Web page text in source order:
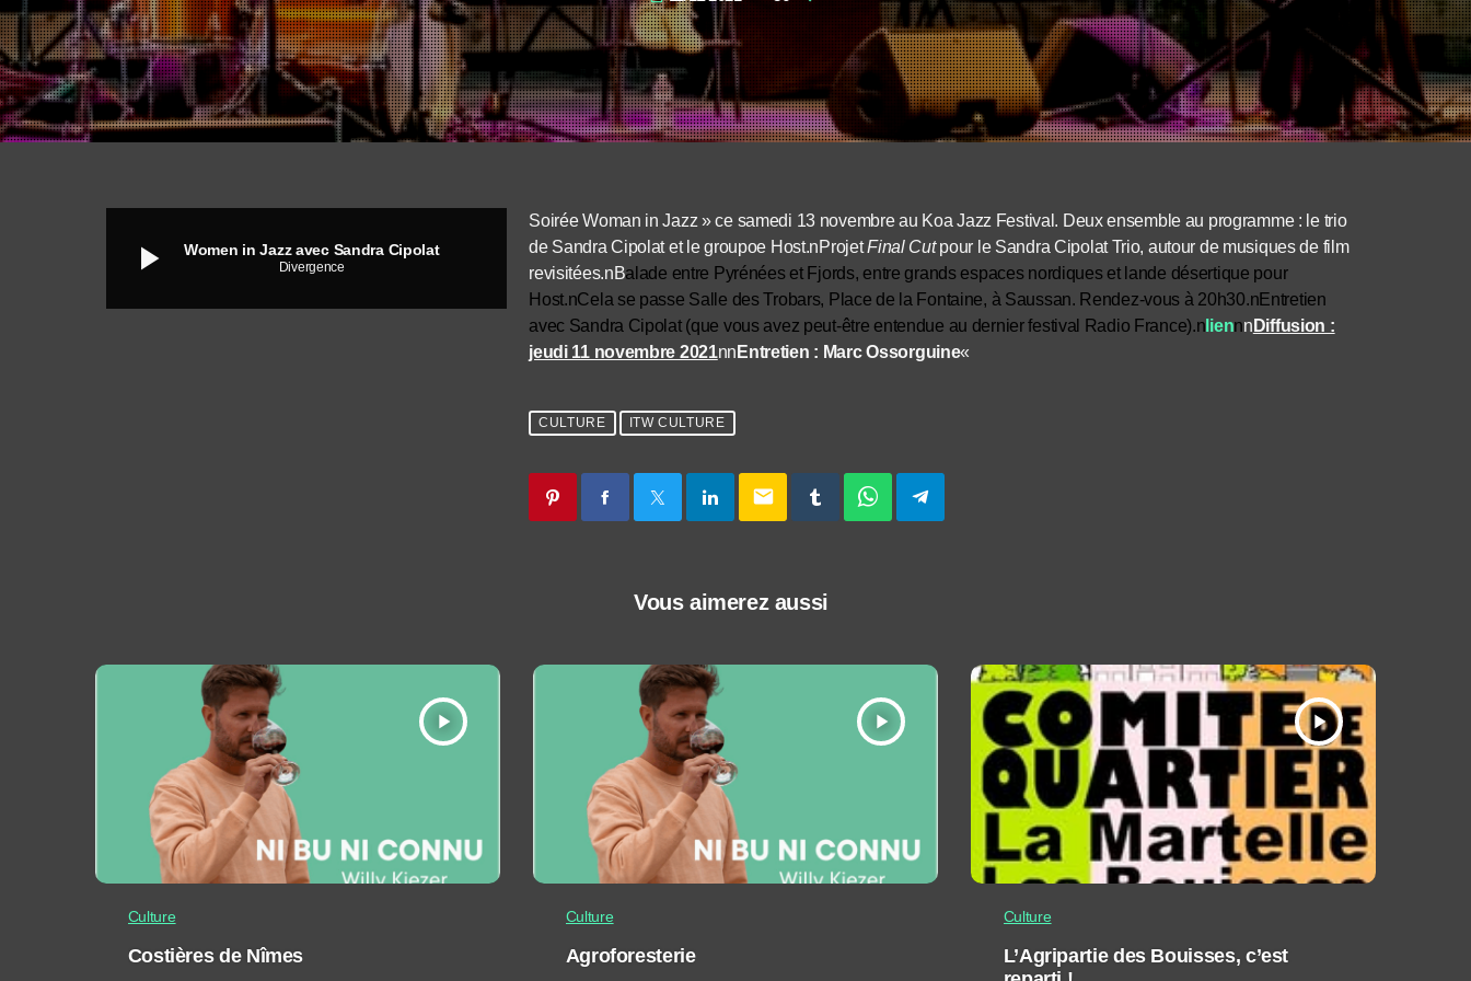
play_arrow Women in Jazz avec Sandra Cipolat
Divergence
Soirée Woman in Jazz » ce samedi 13 novembre au Koa Jazz Festival. Deux ensemble au programme : le trio
de Sandra Cipolat et le groupoe Host.nProjetFinal Cutpour le Sandra Cipolat Trio, autour de musiques de film
revisitées.nBalade entre Pyrénées et Fjords, entre grands espaces nordiques et lande désertique pour
Host.nCela se passe Salle des Trobars, Place de la Fontaine, à Saussan. Rendez-vous à 20h30.nEntretien
avec Sandra Cipolat (que vous avez peut-être entendue au dernier festival Radio France).n liennn Diffusion :
jeudi 11 novembre 2021nn Entretien : Marc Ossorguine«
CULTURE ITW CULTURE
email
Vous aimerez aussi
play_arrow
Culture
Costières de Nîmes
play_arrow
Culture
Agroforesterie
play_arrow
Culture
L’Agripartie des Bouisses, c’est